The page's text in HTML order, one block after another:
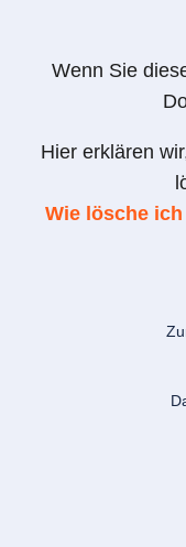
Wenn Sie
Hier erklären
Wie lösche